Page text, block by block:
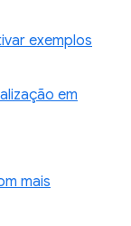
exemplos
em
mais